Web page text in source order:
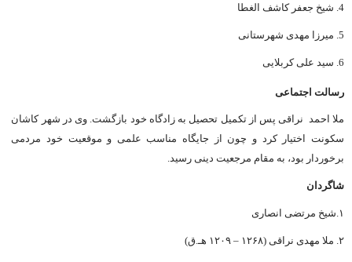
4. شیخ جعفر کاشف الغطا
5. میرزا مهدی شهرستانی
6. سید علی کربلایی
رسالت اجتماعی
ملا احمد نراقی پس از تکمیل تحصیل به زادگاه خود بازگشت. وی در شهر کاشان
سکونت اختیار کرد و چون از جایگاه مناسب علمی و موقعیت خود مردمی
برخوردار بود، به مقام مرجعیت دینی رسید.
شاگردان
۱.شیخ مرتضی انصاری
۲. ملا مهدی نراقی (۱۲۶۸ – ۱۲۰۹ هـ.ق)